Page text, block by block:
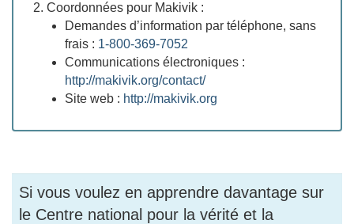
2. Coordonnées pour Makivik :
Demandes d’information par téléphone, sans
frais : 1-800-369-7052
Communications électroniques :
http://makivik.org​/contact/
Site web : http://makivik.org
Si vous voulez en apprendre davantage sur
le Centre national pour la vérité et la